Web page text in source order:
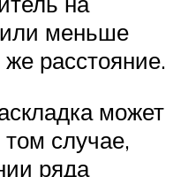
или меньше
расстояние.
может
том случае,
ряда